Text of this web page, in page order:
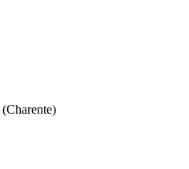
(Charente)